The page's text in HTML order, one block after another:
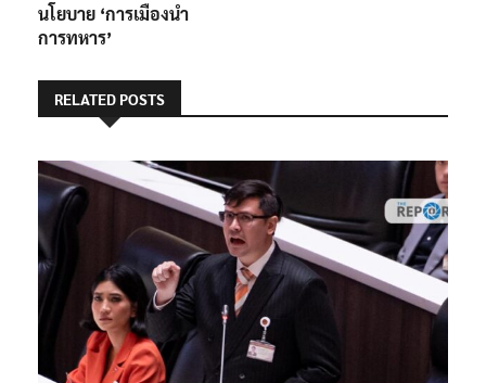
นโยบาย ‘การเมืองนำ
การทหาร’
RELATED POSTS